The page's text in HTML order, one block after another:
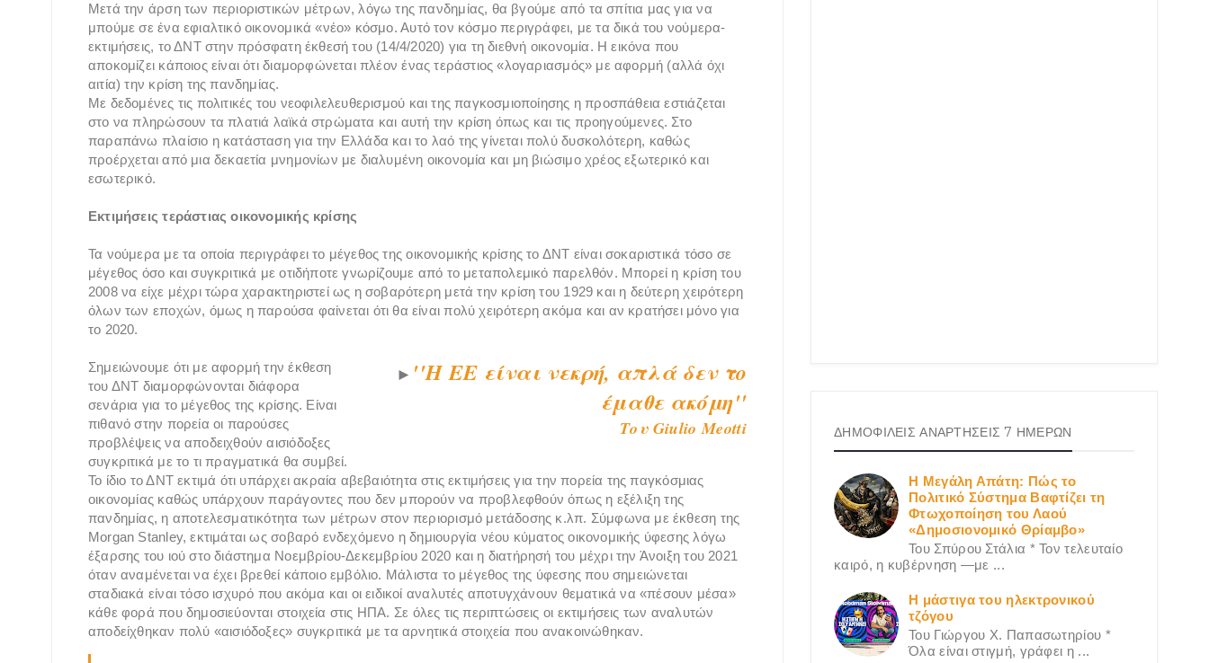
Μετά την άρση των περιοριστικών μέτρων, λόγω της πανδημίας, θα βγούμε από τα σπίτια μας για να
μπούμε σε ένα εφιαλτικό οικονομικά «νέο» κόσμο. Αυτό τον κόσμο περιγράφει, με τα δικά του νούμερα-
εκτιμήσεις, το ΔΝΤ στην πρόσφατη έκθεσή του (14/4/2020) για τη διεθνή οικονομία. Η εικόνα που
αποκομίζει κάποιος είναι ότι διαμορφώνεται πλέον ένας τεράστιος «λογαριασμός» με αφορμή (αλλά όχι
αιτία) την κρίση της πανδημίας.
Με δεδομένες τις πολιτικές του νεοφιλελευθερισμού και της παγκοσμιοποίησης η προσπάθεια εστιάζεται
στο να πληρώσουν τα πλατιά λαϊκά στρώματα και αυτή την κρίση όπως και τις προηγούμενες. Στο
παραπάνω πλαίσιο η κατάσταση για την Ελλάδα και το λαό της γίνεται πολύ δυσκολότερη, καθώς
προέρχεται από μια δεκαετία μνημονίων με διαλυμένη οικονομία και μη βιώσιμο χρέος εξωτερικό και
εσωτερικό.
Εκτιμήσεις τεράστιας οικονομικής κρίσης
Τα νούμερα με τα οποία περιγράφει το μέγεθος της οικονομικής κρίσης το ΔΝΤ είναι σοκαριστικά τόσο σε
μέγεθος όσο και συγκριτικά με οτιδήποτε γνωρίζουμε από το μεταπολεμικό παρελθόν. Μπορεί η κρίση του
2008 να είχε μέχρι τώρα χαρακτηριστεί ως η σοβαρότερη μετά την κρίση του 1929 και η δεύτερη χειρότερη
όλων των εποχών, όμως η παρούσα φαίνεται ότι θα είναι πολύ χειρότερη ακόμα και αν κρατήσει μόνο για
το 2020.
► ''Η ΕΕ είναι νεκρή, απλά δεν το
έμαθε ακόμη''
Του Giulio Meotti
Σημειώνουμε ότι με αφορμή την έκθεση
του ΔΝΤ διαμορφώνονται διάφορα
σενάρια για το μέγεθος της κρίσης. Είναι
πιθανό στην πορεία οι παρούσες
προβλέψεις να αποδειχθούν αισιόδοξες
συγκριτικά με το τι πραγματικά θα συμβεί.
Το ίδιο το ΔΝΤ εκτιμά ότι υπάρχει ακραία αβεβαιότητα στις εκτιμήσεις για την πορεία της παγκόσμιας
οικονομίας καθώς υπάρχουν παράγοντες που δεν μπορούν να προβλεφθούν όπως η εξέλιξη της
πανδημίας, η αποτελεσματικότητα των μέτρων στον περιορισμό μετάδοσης κ.λπ. Σύμφωνα με έκθεση της
Morgan Stanley, εκτιμάται ως σοβαρό ενδεχόμενο η δημιουργία νέου κύματος οικονομικής ύφεσης λόγω
έξαρσης του ιού στο διάστημα Νοεμβρίου-Δεκεμβρίου 2020 και η διατήρησή του μέχρι την Άνοιξη του 2021
όταν αναμένεται να έχει βρεθεί κάποιο εμβόλιο. Μάλιστα το μέγεθος της ύφεσης που σημειώνεται
σταδιακά είναι τόσο ισχυρό που ακόμα και οι ειδικοί αναλυτές αποτυγχάνουν θεματικά να «πέσουν μέσα»
κάθε φορά που δημοσιεύονται στοιχεία στις ΗΠΑ. Σε όλες τις περιπτώσεις οι εκτιμήσεις των αναλυτών
αποδείχθηκαν πολύ «αισιόδοξες» συγκριτικά με τα αρνητικά στοιχεία που ανακοινώθηκαν.
ΔΗΜΟΦΙΛΕΙΣ ΑΝΑΡΤΗΣΕΙΣ 7 ΗΜΕΡΩΝ
Η Μεγάλη Απάτη: Πώς το
Πολιτικό Σύστημα Βαφτίζει τη
Φτωχοποίηση του Λαού
«Δημοσιονομικό Θρίαμβο»
Του Σπύρου Στάλια * Τον τελευταίο
καιρό, η κυβέρνηση —με ...
Η μάστιγα του ηλεκτρονικού
τζόγου
Του Γιώργου X. Παπασωτηρίου *
Όλα είναι στιγμή, γράφει η ...